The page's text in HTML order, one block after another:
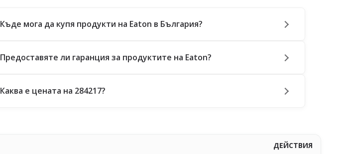
Къде мога да купя продукти на Eaton в България?
Предоставяте ли гаранция за продуктите на Eaton?
Каква е цената на 284217?
ДЕЙСТВИЯ